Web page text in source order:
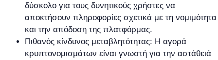
δύσκολο για τους δυνητικούς χρήστες να
αποκτήσουν πληροφορίες σχετικά με τη νομιμότητα
και την απόδοση της πλατφόρμας.
Πιθανός κίνδυνος μεταβλητότητας: Η αγορά
κρυπτονομισμάτων είναι γνωστή για την αστάθειά